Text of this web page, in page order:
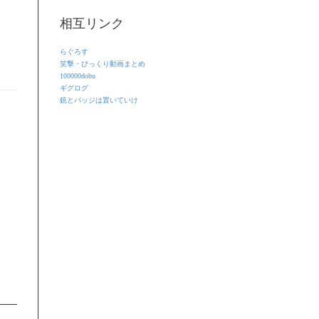
相互リンク
らぐろす
笑撃・びっくり動画まとめ
100000dobu
ギグログ
銃とバッジは置いていけ